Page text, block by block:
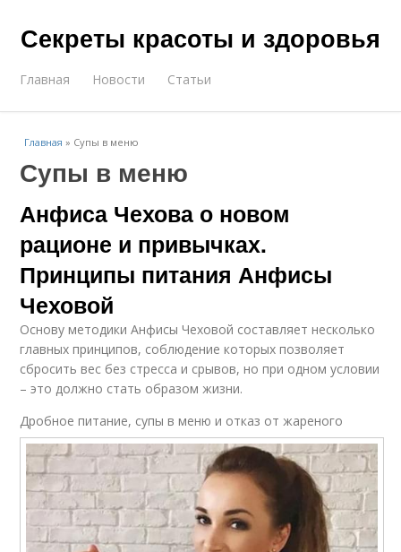
Секреты красоты и здоровья
Главная Новости Статьи
Главная » Супы в меню
Супы в меню
Анфиса Чехова о новом
рационе и привычках.
Принципы питания Анфисы
Чеховой
Основу методики Анфисы Чеховой составляет несколько
главных принципов, соблюдение которых позволяет
сбросить вес без стресса и срывов, но при одном условии
– это должно стать образом жизни.
Дробное питание, супы в меню и отказ от жареного